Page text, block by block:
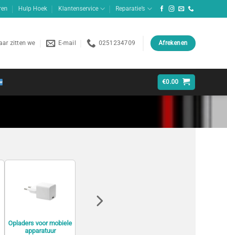
Hulp Hoek Klantenservice Reparatie’s
zitten we E-mail 0251234709 Afrekenen
€0.00
Opladers voor mobiele
apparatuur